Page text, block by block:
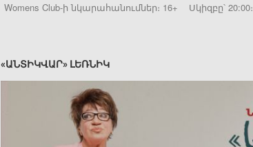
Womens Club-ի նկարահանումներ։ 16+ Սկիզբը՝ 20:00։
«ԱՆՏԻԿՎԱՐ» ԼԵՌՆԻԿ